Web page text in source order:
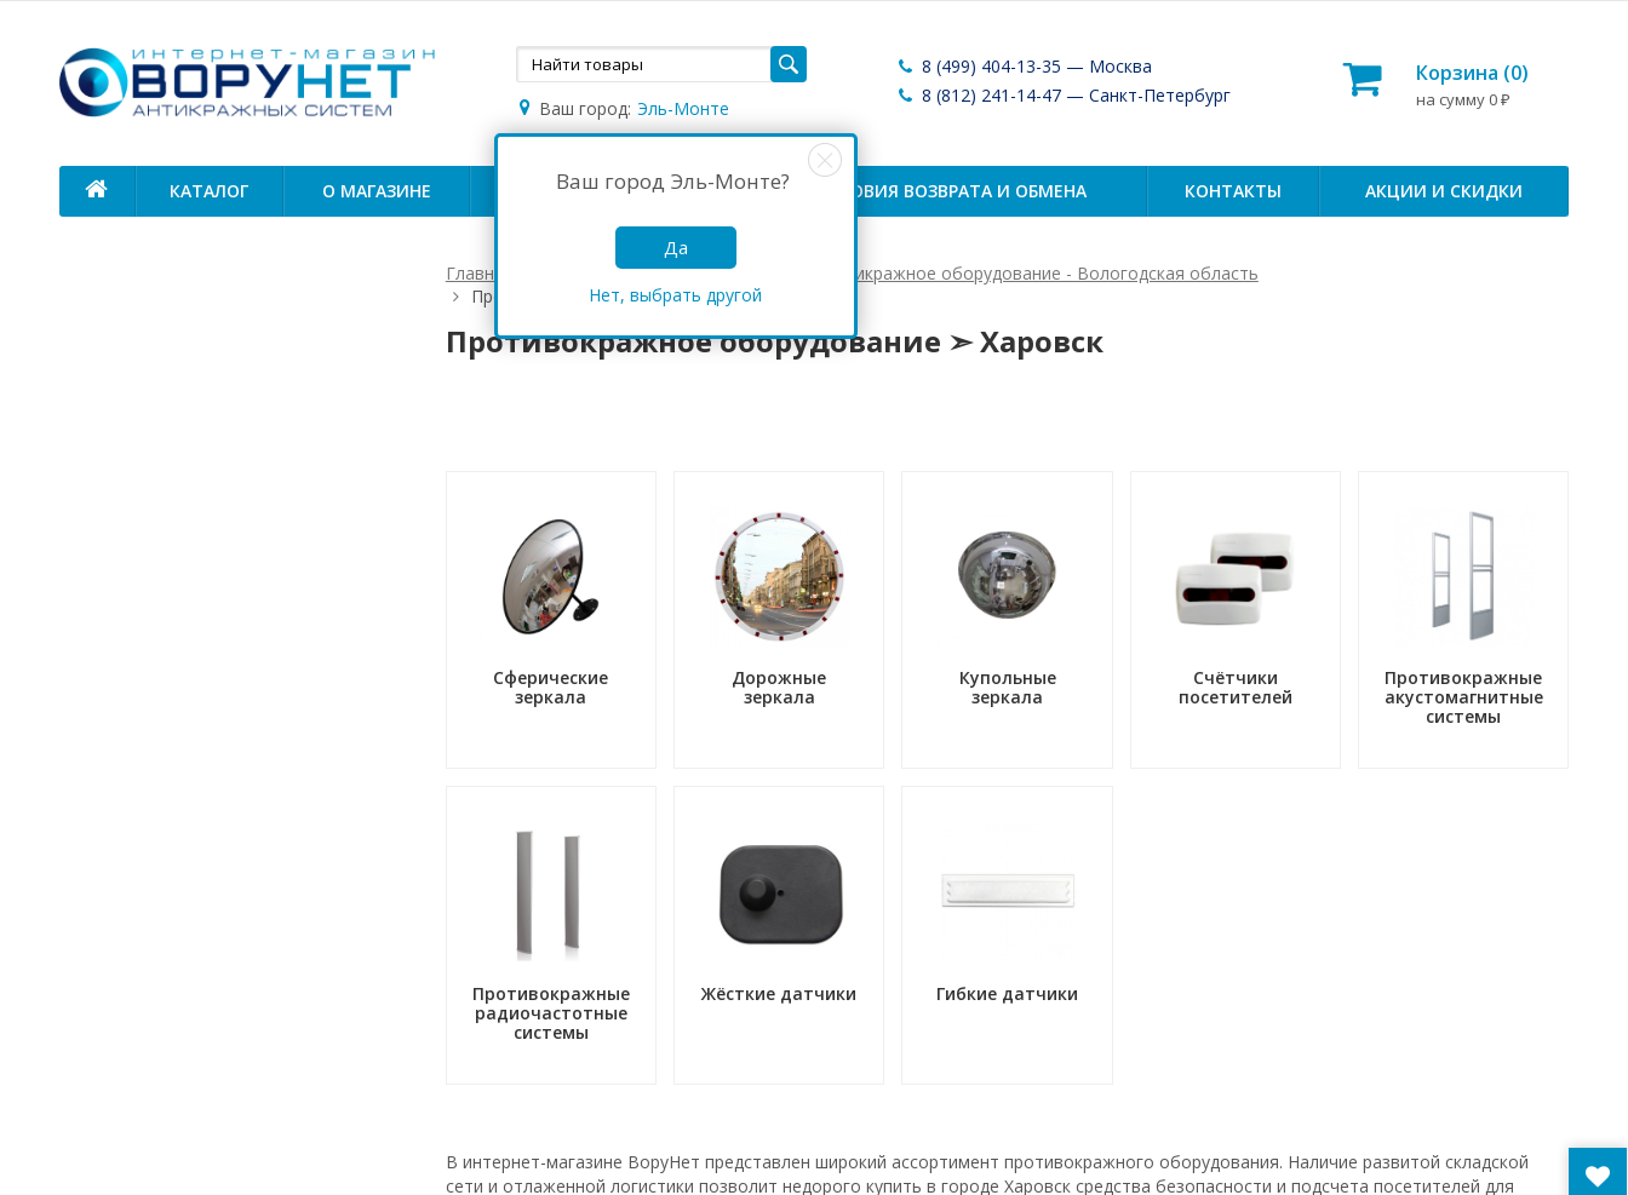
Ваш город: Эль-Монте
Ваш город Эль-Монте?
Да
Нет, выбрать другой
8 (499) 404-13-35 — Москва
8 (812) 241-14-47 — Санкт-Петербург
Корзина (0)
на сумму 0 ₽
КАТАЛОГ О МАГАЗИНЕ ОПЛАТА И ДОСТАВКА УСЛОВИЯ ВОЗВРАТА И ОБМЕНА КОНТАКТЫ АКЦИИ И СКИДКИ
Главная Антикражные системы России
Антикражное оборудование - Вологодская область
Противокражное оборудование ➣ Харовск
Противокражное оборудование ➣ Харовск
Сферические
зеркала
Дорожные
зеркала
Купольные
зеркала
Счётчики
посетителей
Противокражные
акустомагнитные
системы
Противокражные
радиочастотные
системы
Жёсткие датчики Гибкие датчики
В интернет-магазине ВоруНет представлен широкий ассортимент противокражного оборудования. Наличие развитой складской
сети и отлаженной логистики позволит недорого купить в городе Харовск средства безопасности и подсчета посетителей для